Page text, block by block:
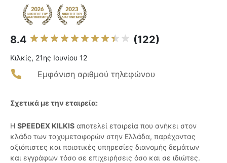
8.4 (122)
Κιλκίς, 21ης Ιουνίου 12
Εμφάνιση αριθμού τηλεφώνου
Σχετικά με την εταιρεία:
Η SPEEDEX KILKIS αποτελεί εταιρεία που ανήκει στον
κλάδο των ταχυμεταφορών στην Ελλάδα, παρέχοντας
αξιόπιστες και ποιοτικές υπηρεσίες διανομής δεμάτων
και εγγράφων τόσο σε επιχειρήσεις όσο και σε ιδιώτες.